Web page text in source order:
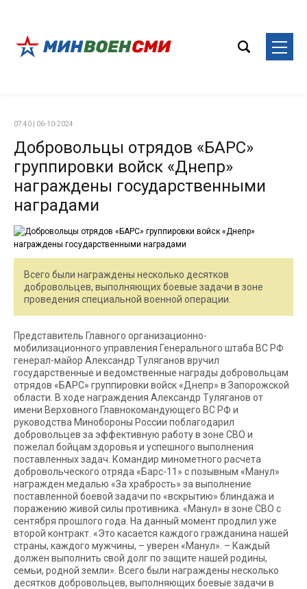
07:40 | 06-10-2024
Добровольцы отрядов «БАРС»
группировки войск «Днепр»
награждены государственными
наградами
Всего были награждены несколько десятков
добровольцев, выполняющих боевые задачи в зоне
проведения специальной военной операции.
Представитель Главного организационно-
мобилизационного управления Генерального штаба ВС РФ
генерал-майор Александр Туляганов вручил
государственные и ведомственные награды добровольцам
отрядов «БАРС» группировки войск «Днепр» в Запорожской
области. В ходе награждения Александр Туляганов от
имени Верховного Главнокомандующего ВС РФ и
руководства Минобороны России поблагодарил
добровольцев за эффективную работу в зоне СВО и
пожелал бойцам здоровья и успешного выполнения
поставленных задач. Командир минометного расчета
добровольческого отряда «Барс-11» с позывным «Манул»
награжден медалью «За храбрость» за выполнение
поставленной боевой задачи по «вскрытию» блиндажа и
поражению живой силы противника. «Манул» в зоне СВО с
сентября прошлого года. На данный момент продлил уже
второй контракт. «Это касается каждого гражданина нашей
страны, каждого мужчины, – уверен «Манул». – Каждый
должен выполнить свой долг по защите нашей родины,
семьи, родной земли». Всего были награждены несколько
десятков добровольцев, выполняющих боевые задачи в